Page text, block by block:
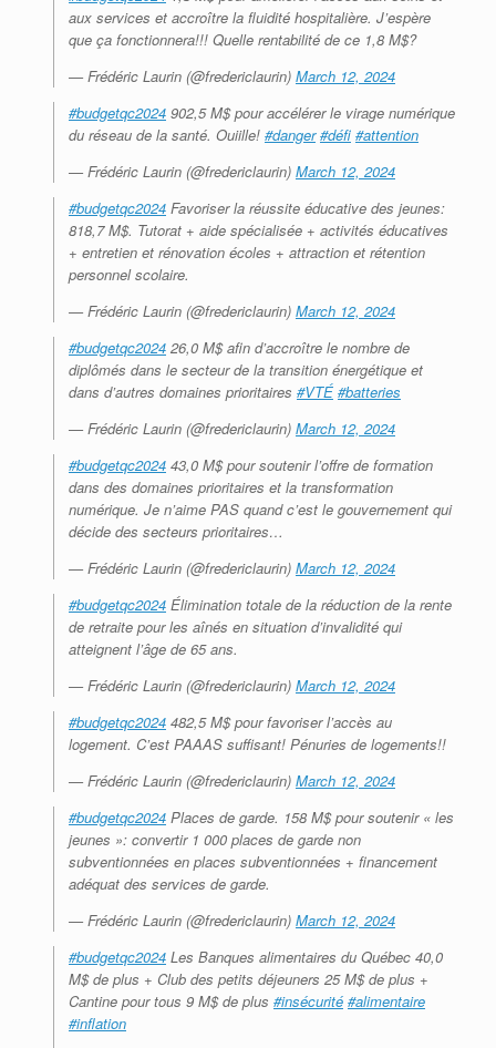
aux services et accroître la fluidité hospitalière. J’espère
que ça fonctionnera!!! Quelle rentabilité de ce 1,8 M$?
— Frédéric Laurin (@fredericlaurin) March 12, 2024
#budgetqc2024 902,5 M$ pour accélérer le virage numérique
du réseau de la santé. Ouiille! #danger #défi #attention
— Frédéric Laurin (@fredericlaurin) March 12, 2024
#budgetqc2024 Favoriser la réussite éducative des jeunes:
818,7 M$. Tutorat + aide spécialisée + activités éducatives
+ entretien et rénovation écoles + attraction et rétention
personnel scolaire.
— Frédéric Laurin (@fredericlaurin) March 12, 2024
#budgetqc2024 26,0 M$ afin d’accroître le nombre de
diplômés dans le secteur de la transition énergétique et
dans d’autres domaines prioritaires #VTÉ #batteries
— Frédéric Laurin (@fredericlaurin) March 12, 2024
#budgetqc2024 43,0 M$ pour soutenir l’offre de formation
dans des domaines prioritaires et la transformation
numérique. Je n’aime PAS quand c’est le gouvernement qui
décide des secteurs prioritaires…
— Frédéric Laurin (@fredericlaurin) March 12, 2024
#budgetqc2024 Élimination totale de la réduction de la rente
de retraite pour les aînés en situation d’invalidité qui
atteignent l’âge de 65 ans.
— Frédéric Laurin (@fredericlaurin) March 12, 2024
#budgetqc2024 482,5 M$ pour favoriser l’accès au
logement. C’est PAAAS suffisant! Pénuries de logements!!
— Frédéric Laurin (@fredericlaurin) March 12, 2024
#budgetqc2024 Places de garde. 158 M$ pour soutenir « les
jeunes »: convertir 1 000 places de garde non
subventionnées en places subventionnées + financement
adéquat des services de garde.
— Frédéric Laurin (@fredericlaurin) March 12, 2024
#budgetqc2024 Les Banques alimentaires du Québec 40,0
M$ de plus + Club des petits déjeuners 25 M$ de plus +
Cantine pour tous 9 M$ de plus #insécurité #alimentaire
#inflation